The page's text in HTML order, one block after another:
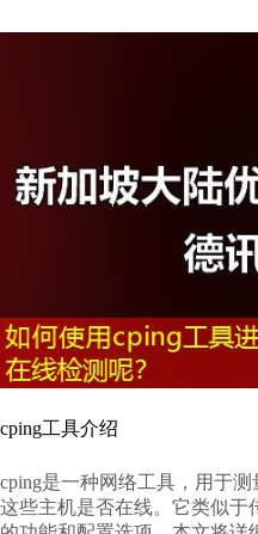
cping工具介绍
cping是一种网络工具，用于
这些主机是否在线。它类似于